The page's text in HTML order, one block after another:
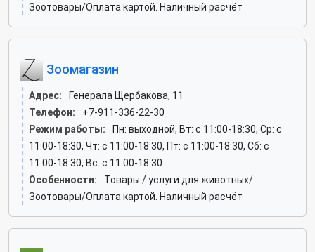
Зоотовары/Оплата картой. Наличный расчёт
Зоомагазин
Адрес:
Генерала Щербакова, 11
Телефон:
+7-911-336-22-30
Режим работы:
Пн: выходной, Вт: c 11:00-18:30, Ср: c
11:00-18:30, Чт: c 11:00-18:30, Пт: c 11:00-18:30, Сб: c
11:00-18:30, Вс: c 11:00-18:30
Особенности:
Товары / услуги для животных/
Зоотовары/Оплата картой. Наличный расчёт